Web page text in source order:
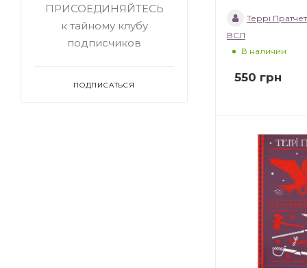
Террі
ВСЛ
В наличии
550 грн
ПРИСОЕДИНЯЙТЕСЬ
к тайному клубу
подписчиков
ПОДПИСАТЬСЯ